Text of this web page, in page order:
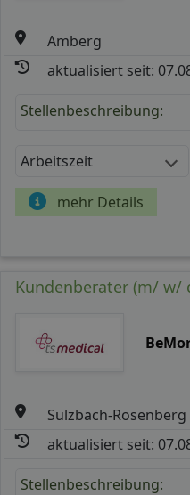
Amberg
aktualisiert seit:
Stellenbeschreibung:
Arbeitszeit
mehr Details
Kundenberater (m/ w/
Sulzbach-Rosenberg
aktualisiert seit:
Stellenbeschreibung: